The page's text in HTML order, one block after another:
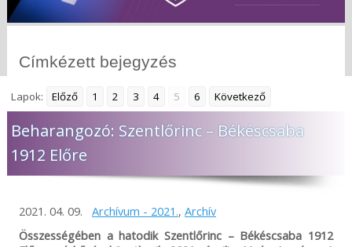
Címkézett bejegyzés
Lapok: Előző 1 2 3 4 5 6 Következő
Beharangozó: Szentlőrinc – Békéscsaba
1912 Előre
2021. 04. 09. Archívum - 2021., Archív
Összességében a hatodik Szentlőrinc – Békéscsaba 1912